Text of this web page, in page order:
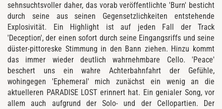
sehnsuchtsvoller daher, das vorab veröffentlichte 'Burn' besticht
durch seine aus seinen Gegensetzlichkeiten entstehende
Explosivität. Ein Highlight ist auf jeden Fall der Track
'Deception', der einen sofort durch seine Eingangsriffs und seine
düster-pittoreske Stimmung in den Bann ziehen. Hinzu kommt
das immer wieder deutlich wahrnehmbare Cello. 'Peace'
beschert uns ein wahre Achterbahnfahrt der Gefühle,
wohingegen 'Ephemeral' mich zunächst ein wenig an die
aktuelleren PARADISE LOST erinnert hat. Ein genialer Song, vor
allem auch aufgrund der Solo- und der Cellopartien. Der